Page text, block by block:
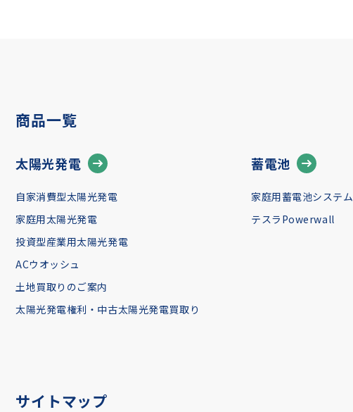
商品一覧
太陽光発電
自家消費型太陽光発電
家庭用太陽光発電
投資型産業用太陽光発電
ACウオッシュ
土地買取りのご案内
太陽光発電権利・中古太陽光発電買取り
蓄電池
家庭用蓄電池システム
テスラPowerwall
サイトマップ